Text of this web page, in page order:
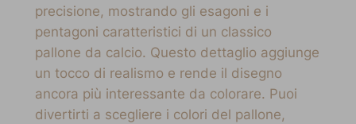
precisione, mostrando gli esagoni e i
pentagoni caratteristici di un classico
pallone da calcio. Questo dettaglio aggiunge
un tocco di realismo e rende il disegno
ancora più interessante da colorare. Puoi
divertirti a scegliere i colori del pallone,